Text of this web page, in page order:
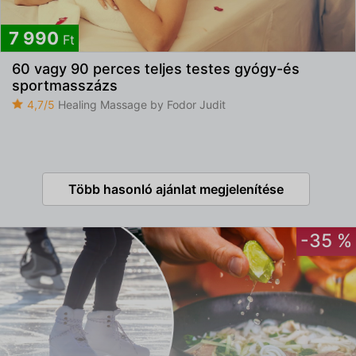
7 990 Ft
60 vagy 90 perces teljes testes gyógy-és
sportmasszázs
4,7/5 Healing Massage by Fodor Judit
Több hasonló ajánlat megjelenítése
-35 %